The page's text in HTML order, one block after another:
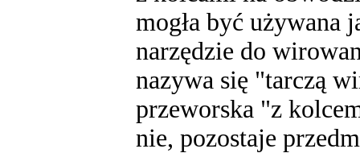
mogła być używana
narzędzie do
nazywa się "tarczą
przeworska "z
nie, pozostaje